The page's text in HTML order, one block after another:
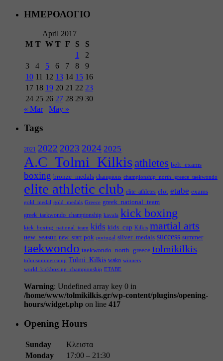
ΗΜΕΡΟΛΟΓΙΟ
April 2017
M T W T F S
S
1
2
3
4 5 6 7 8
9
10 11 12 13 14 15 16
17 18 19 20 21 22 23
24 25 26 27 28 29 30
« Mar
May »
Tags
2021 2022 2023 2024 2025
A.C_Tolmi_Kilkis athletes belt_exams
boxing bronze_medals champions championship_north_greece_taekwondo
elite athletic club elite_athletes elot etabe exams
gold_medal gold_medals Greece greek_national_team
greek_taekwondo_championship kavala kick boxing
kick_boxing_national_team kids kids_cup Kilkis martial arts
new_season new_start pok portugal silver_medals success summer
taekwondo taekwondo_north_greece tolmikilkis
tolmisummercamp Tolmi_Kilkis wako winners
world_kickboxing_championship ΕΤΑΒΕ
Warning: Undefined array key 0 in
/home/www/tolmikilkis.gr/wp-content/plugins/opening-
hours/widget.php on line 417
Opening Hours
Sunday
Κλειστα
Monday
17:00 – 21:30